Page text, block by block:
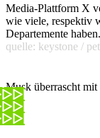
Media-Plattform X
wie viele, respektiv
Departemente haben.
quelle: keystone /
Musk überrascht
tun»